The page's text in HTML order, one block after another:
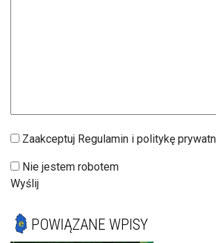
Zaakceptuj Regulamin i politykę
Nie jestem robotem
Wyślij
POWIĄZANE WPISY